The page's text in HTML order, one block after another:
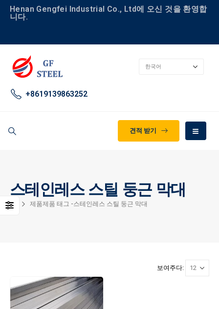
Henan Gengfei Industrial Co., Ltd에 오신 것을 환영합
니다.
+8619139863252
견적 받기
스테인레스 스틸 둥근 막대
집 제품제품 태그 -스테인레스 스틸 둥근 막대
보여주다: